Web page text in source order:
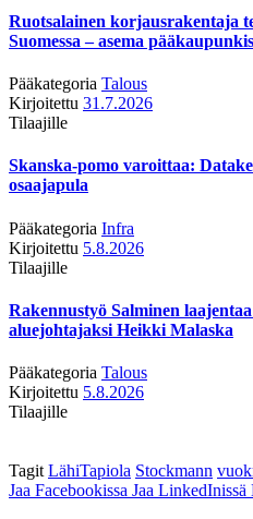
Ruotsalainen korjausrakentaja
Suomessa – asema
Pääkategoria Talous
Kirjoitettu 31.7.2026
Tilaajille
Skanska-pomo varoittaa:
osaajapula
Pääkategoria Infra
Kirjoitettu 5.8.2026
Tilaajille
Rakennustyö Salminen
aluejohtajaksi Heikki Malaska
Pääkategoria Talous
Kirjoitettu 5.8.2026
Tilaajille
Tagit LähiTapiola Stockmann
Jaa Facebookissa Jaa LinkedInissä